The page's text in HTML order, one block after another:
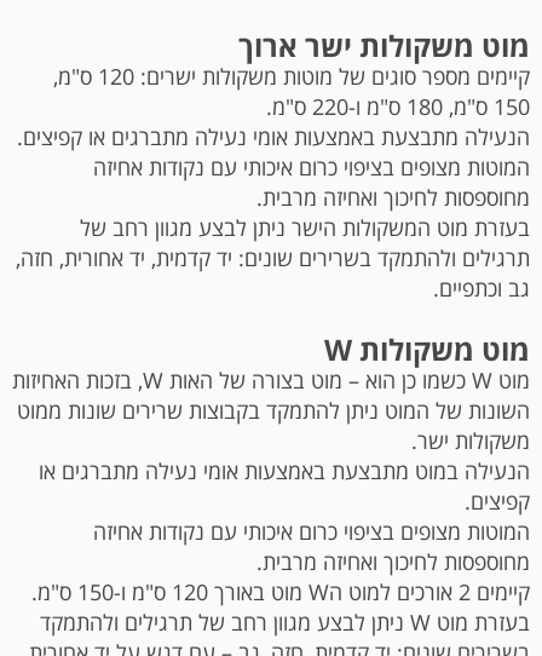
מוט משקולות ישר ארוך
קיימים מספר סוגים של מוטות משקולות ישרים: 120 ס"מ,
150 ס"מ, 180 ס"מ ו-220 ס"מ.
הנעילה מתבצעת באמצעות אומי נעילה מתברגים או קפיצים.
המוטות מצופים בציפוי כרום איכותי עם נקודות אחיזה
מחוספסות לחיכוך ואחיזה מרבית.
בעזרת מוט המשקולות הישר ניתן לבצע מגוון רחב של
תרגילים ולהתמקד בשרירים שונים: יד קדמית, יד אחורית, חזה,
גב וכתפיים.
מוט משקולות W
מוט W כשמו כן הוא – מוט בצורה של האות W, בזכות האחיזות
השונות של המוט ניתן להתמקד בקבוצות שרירים שונות ממוט
משקולות ישר.
הנעילה במוט מתבצעת באמצעות אומי נעילה מתברגים או
קפיצים.
המוטות מצופים בציפוי כרום איכותי עם נקודות אחיזה
מחוספסות לחיכוך ואחיזה מרבית.
קיימים 2 אורכים למוט הW מוט באורך 120 ס"מ ו-150 ס"מ.
בעזרת מוט W ניתן לבצע מגוון רחב של תרגילים ולהתמקד